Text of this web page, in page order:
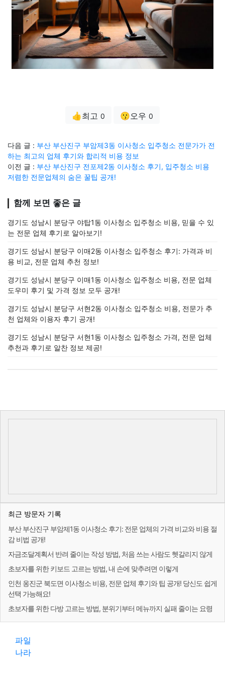
👍최고 0 😗오우 0
다음 글 : 부산 부산진구 부암제3동 이사청소 입주청소 전문가가 전
하는 최고의 업체 후기와 합리적 비용 정보
이전 글 : 부산 부산진구 전포제2동 이사청소 후기, 입주청소 비용
저렴한 전문업체의 숨은 꿀팁 공개!
함께 보면 좋은 글
경기도 성남시 분당구 야탑1동 이사청소 입주청소 비용, 믿을 수 있
는 전문 업체 후기로 알아보기!
경기도 성남시 분당구 이매2동 이사청소 입주청소 후기: 가격과 비
용 비교, 전문 업체 추천 정보!
경기도 성남시 분당구 이매1동 이사청소 입주청소 비용, 전문 업체
도우미 후기 및 가격 정보 모두 공개!
경기도 성남시 분당구 서현2동 이사청소 입주청소 비용, 전문가 추
천 업체와 이용자 후기 공개!
경기도 성남시 분당구 서현1동 이사청소 입주청소 가격, 전문 업체
추천과 후기로 알찬 정보 제공!
최근 방문자 기록
부산 부산진구 부암제1동 이사청소 후기: 전문 업체의 가격 비교와 비용 절
감 비법 공개!
자금조달계획서 반려 줄이는 작성 방법, 처음 쓰는 사람도 헷갈리지 않게
초보자를 위한 키보드 고르는 방법, 내 손에 맞추려면 이렇게
인천 옹진군 북도면 이사청소 비용, 전문 업체 후기와 팁 공개! 당신도 쉽게
선택 가능해요!
초보자를 위한 다방 고르는 방법, 분위기부터 메뉴까지 실패 줄이는 요령
파일
나라